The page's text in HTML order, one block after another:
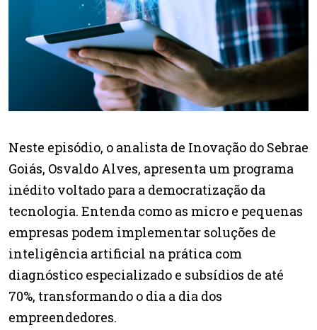
Neste episódio, o analista de Inovação do Sebrae
Goiás, Osvaldo Alves, apresenta um programa
inédito voltado para a democratização da
tecnologia. Entenda como as micro e pequenas
empresas podem implementar soluções de
inteligência artificial na prática com
diagnóstico especializado e subsídios de até
70%, transformando o dia a dia dos
empreendedores.